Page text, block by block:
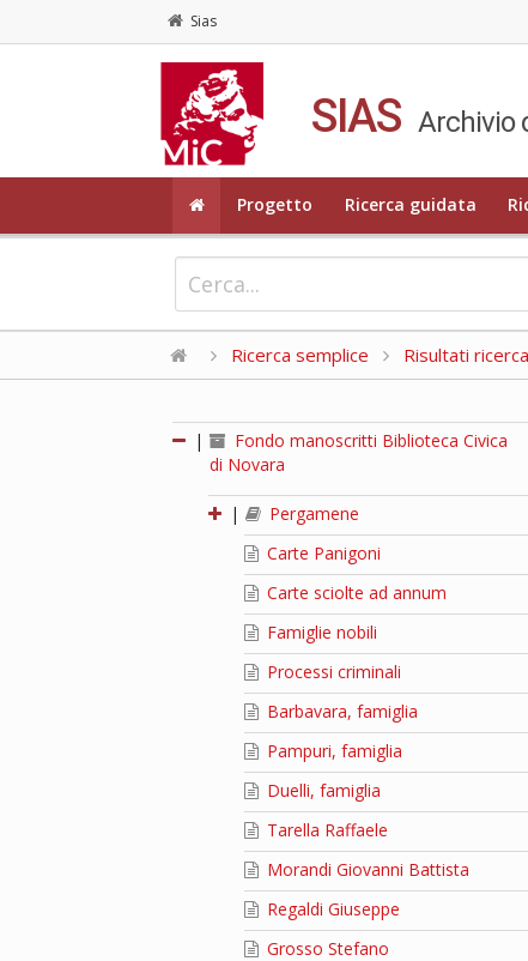
Sias
SIAS Archivio
Progetto Ricerca guidata
Ricerca semplice Risultati
|
Fondo manoscritti Biblioteca Civica
di Novara
|
Pergamene
Carte Panigoni
Carte sciolte ad annum
Famiglie nobili
Processi criminali
Barbavara, famiglia
Pampuri, famiglia
Duelli, famiglia
Tarella Raffaele
Morandi Giovanni Battista
Regaldi Giuseppe
Grosso Stefano